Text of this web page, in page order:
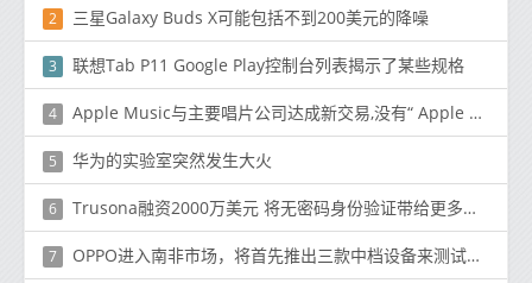
2 三星Galaxy Buds X可能包括不到200美元的降噪
3 联想Tab P11 Google Play控制台列表揭示了某些规格
4 Apple Music与主要唱片公司达成新交易,没有“ Apple Prime”捆绑协议
5 华为的实验室突然发生大火
6 Trusona融资2000万美元 将无密码身份验证带给更多企业
7 OPPO进入南非市场，将首先推出三款中档设备来测试水域